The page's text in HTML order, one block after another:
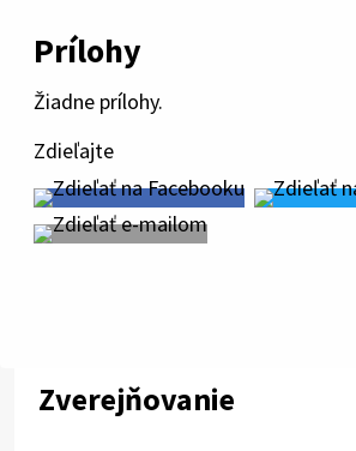
Prílohy
Žiadne prílohy.
Zdieľajte
Zverejňovanie